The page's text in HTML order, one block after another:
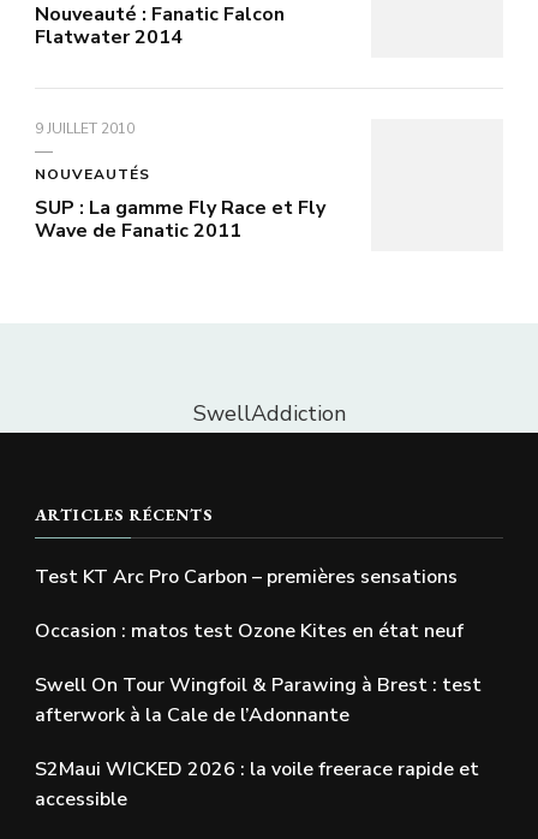
Nouveauté : Fanatic Falcon
Flatwater 2014
9 JUILLET 2010
NOUVEAUTÉS
SUP : La gamme Fly Race et Fly
Wave de Fanatic 2011
SwellAddiction
ARTICLES RÉCENTS
Test KT Arc Pro Carbon – premières sensations
Occasion : matos test Ozone Kites en état neuf
Swell On Tour Wingfoil & Parawing à Brest : test
afterwork à la Cale de l’Adonnante
S2Maui WICKED 2026 : la voile freerace rapide et
accessible